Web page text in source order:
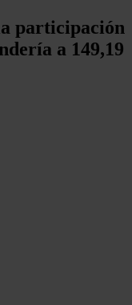
participación
a 149,19